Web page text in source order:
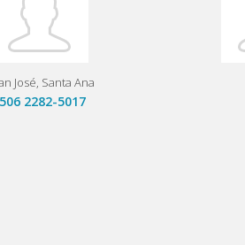
José Santa Ana
2282-5017